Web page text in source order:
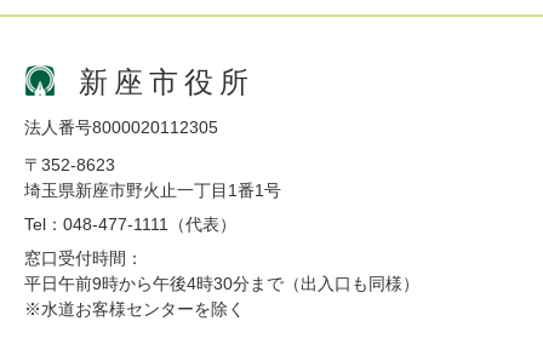
新座市役所
法人番号8000020112305
〒352-8623
埼玉県新座市野火止一丁目1番1号
Tel：048-477-1111（代表）
窓口受付時間：
平日午前9時から午後4時30分まで（出入口も同様）
※水道お客様センターを除く